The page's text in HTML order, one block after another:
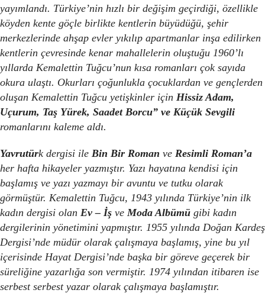
yayımlandı. Türkiye’nin hızlı bir değişim geçirdiği, özellikle
köyden kente göçle birlikte kentlerin büyüdüğü, şehir
merkezlerinde ahşap evler yıkılıp apartmanlar inşa edilirken
kentlerin çevresinde kenar mahallelerin oluştuğu 1960’lı
yıllarda Kemalettin Tuğcu’nun kısa romanları çok sayıda
okura ulaştı. Okurları çoğunlukla çocuklardan ve gençlerden
oluşan Kemalettin Tuğcu yetişkinler için Hissiz Adam,
Uçurum, Taş Yürek, Saadet Borcu” ve Küçük Sevgili
romanlarını kaleme aldı.
Yavrutürk dergisi ile Bin Bir Roman ve Resimli Roman’a
her hafta hikayeler yazmıştır. Yazı hayatına kendisi için
başlamış ve yazı yazmayı bir avuntu ve tutku olarak
görmüştür. Kemalettin Tuğcu, 1943 yılında Türkiye’nin ilk
kadın dergisi olan Ev – İş ve Moda Albümü gibi kadın
dergilerinin yönetimini yapmıştır. 1955 yılında Doğan Kardeş
Dergisi’nde müdür olarak çalışmaya başlamış, yine bu yıl
içerisinde Hayat Dergisi’nde başka bir göreve geçerek bir
süreliğine yazarlığa son vermiştir. 1974 yılından itibaren ise
serbest serbest yazar olarak çalışmaya başlamıştır.